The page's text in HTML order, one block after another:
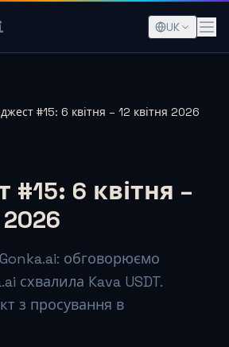
UK
#15: 6 квітня – 12 квітня 2026
6 квітня –
обговорюємо
схвалила Kava USDT.
з просування в